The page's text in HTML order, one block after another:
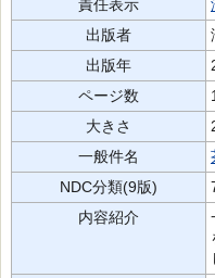
責任表示
出版者
出版年
ページ数
大きさ
一般件名
NDC分類(9版)
内容紹介